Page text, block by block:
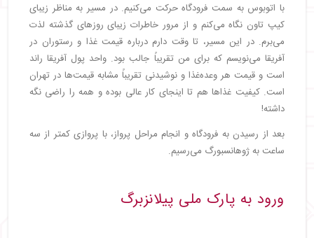
با اتوبوس به سمت فرودگاه حرکت می‌کنیم. در مسیر به مناظر زیبای
کیپ تاون نگاه می‌کنم و از مرور خاطرات زیبای روزهای گذشته لذت
می‌برم. در این مسیر، تا وقت دارم درباره قیمت غذا و رستوران در
آفریقا می‌نویسم که برای من تقریباً جالب بود. واحد پول آفریقا راند
است و قیمت هر وعده‌غذا و نوشیدنی تقریباً مشابه قیمت‌ها در تهران
است. کیفیت غذاها هم تا اینجای کار عالی بوده و همه را راضی نگه
داشته!
بعد از رسیدن به فرودگاه و انجام مراحل پرواز، با پروازی کمتر از سه
ساعت به ژوهانسبورگ می‌رسیم.
ورود به پارک ملی پیلانزبرگ